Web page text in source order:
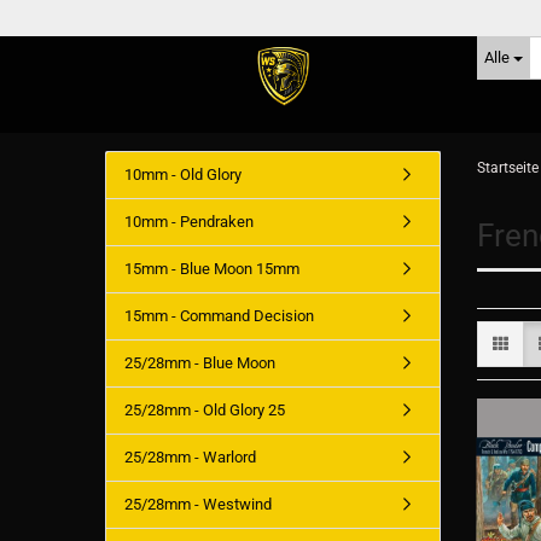
Alle
Startseite
10mm - Old Glory
10mm - Pendraken
15mm - Blue Moon 15mm
15mm - Command Decision
25/28mm - Blue Moon
25/28mm - Old Glory 25
25/28mm - Warlord
25/28mm - Westwind